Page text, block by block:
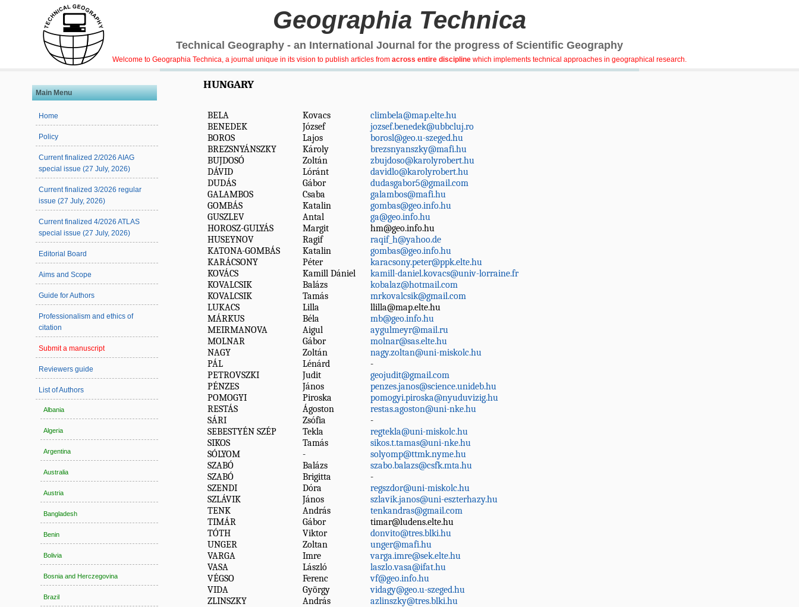
Geographia Technica
Technical Geography - an International Journal for the progress of Scientific Geography
Welcome to Geographia Technica, a journal unique in its vision to publish articles from across entire discipline which implements technical approaches in geographical research.
Main Menu
Home
Policy
Current finalized 2/2026 AIAG
special issue (27 July, 2026)
Current finalized 3/2026 regular
issue (27 July, 2026)
Current finalized 4/2026 ATLAS
special issue (27 July, 2026)
Editorial Board
Aims and Scope
Guide for Authors
Professionalism and ethics of
citation
Submit a manuscript
Reviewers guide
List of Authors
Albania
Algeria
Argentina
Australia
Austria
Bangladesh
Benin
Bolivia
Bosnia and Herczegovina
Brazil
HUNGARY
BELA Kovacs
climbela@map.elte.hu
BENEDEK
József
jozsef.benedek@ubbcluj.ro
BOROS
Lajos
borosl@geo.u-szeged.hu
BREZSNYÁNSZKY
Károly
brezsnyanszky@mafi.hu
BUJDOSÓ
Zoltán
zbujdoso@karolyrobert.hu
DÁVID
Lóránt
davidlo@karolyrobert.hu
DUDÁS
Gábor
dudasgabor5@gmail.com
GALAMBOS
Csaba
galambos@mafi.hu
GOMBÁS
Katalin
gombas@geo.info.hu
GUSZLEV
Antal
ga@geo.info.hu
HOROSZ-GULYÁS
Margit
hm@geo.info.hu
HUSEYNOV
Ragif
raqif_h@yahoo.de
KATONA-GOMBÁS
Katalin
gombas@geo.info.hu
KARÁCSONY
Péter
karacsony.peter@ppk.elte.hu
KOVÁCS
Kamill Dániel
kamill-daniel.kovacs@univ-lorraine.fr
KOVALCSIK
Balázs
kobalaz@hotmail.com
KOVALCSIK
Tamás
mrkovalcsik@gmail.com
LUKACS
Lilla
llilla@map.elte.hu
MÁRKUS
Béla
mb@geo.info.hu
MEIRMANOVA
Aigul
aygulmeyr@mail.ru
MOLNAR
Gábor
molnar@sas.elte.hu
NAGY
Zoltán
nagy.zoltan@uni-miskolc.hu
PÁL
Lénárd
-
PETROVSZKI
Judit
geojudit@gmail.com
PÉNZES
János
penzes.janos@science.unideb.hu
POMOGYI
Piroska
pomogyi.piroska@nyuduvizig.hu
RESTÁS
Ágoston
restas.agoston@uni-nke.hu
SÁRI
Zsófia
-
SEBESTYÉN SZÉP
Tekla
regtekla@uni-miskolc.hu
SIKOS
Tamás
sikos.t.tamas@uni-nke.hu
SÓLYOM
-
solyomp@ttmk.nyme.hu
SZABÓ
Balázs
szabo.balazs@csfk.mta.hu
SZABÓ
Brigitta
-
SZENDI
Dóra
regszdor@uni-miskolc.hu
SZLÁVIK
János
szlavik.janos@uni-eszterhazy.hu
TENK
András
tenkandras@gmail.com
TIMÁR
Gábor
timar@ludens.elte.hu
TÓTH
Viktor
donvito@tres.blki.hu
UNGER
Zoltan
unger@mafi.hu
VARGA
Imre
varga.imre@sek.elte.hu
VASA
László
laszlo.vasa@ifat.hu
VÉGSO
Ferenc
vf@geo.info.hu
VIDA
György
vidagy@geo.u-szeged.hu
ZLINSZKY
András azlinszky@tres.blki.hu